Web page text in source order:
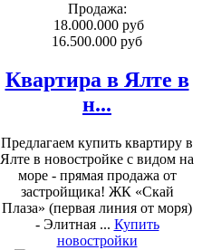
Продажа:
18.000.000 руб
16.500.000 руб
Квартира в Ялте в
н...
Предлагаем купить квартиру в
Ялте в новостройке с видом на
море - прямая продажа от
застройщика! ЖК «Скай
Плаза» (первая линия от моря)
- Элитная ... Купить
новостройки